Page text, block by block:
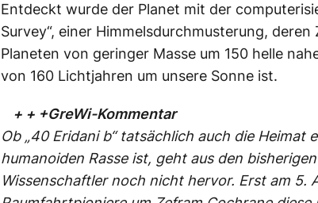
Entdeckt wurde der Planet mit der
Survey“, einer Himmelsdurchmusterung, deren
Planeten von geringer Masse um 150 helle
von 160 Lichtjahren um unsere Sonne ist.
+ + +GreWi-Kommentar
Ob „40 Eridani b“ tatsächlich auch die Heimat
humanoiden Rasse ist, geht aus den
Wissenschaftler noch nicht hervor. Erst am 5.